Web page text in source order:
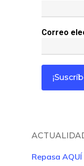
Correo
Repasa